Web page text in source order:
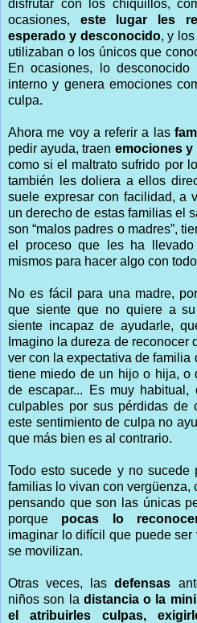
disfrutar con los chiquillos,
ocasiones, este lugar les
esperado y desconocido, y los
utilizaban o los únicos que
En ocasiones, lo
interno y genera emociones
culpa.
Ahora me voy a referir a las
pedir ayuda, traen emociones
como si el maltrato sufrido por
también les doliera a ellos
suele expresar con facilidad, a
un derecho de estas familias el
son “malos padres o madres”,
el proceso que les ha
mismos para hacer algo con
No es fácil para una madre,
que siente que no quiere a
siente incapaz de ayudarle,
Imagino la dureza de
ver con la expectativa de familia
tiene miedo de un hijo o hija, o
de escapar... Es muy
culpables por sus pérdidas de
este sentimiento de culpa no
que más bien es al contrario.
Todo esto sucede y no
familias lo vivan con vergüenza,
pensando que son las únicas
porque pocas lo
imaginar lo difícil que puede
se movilizan.
Otras veces, lasdefensas
niños son la distancia o la
el atribuirles culpas,